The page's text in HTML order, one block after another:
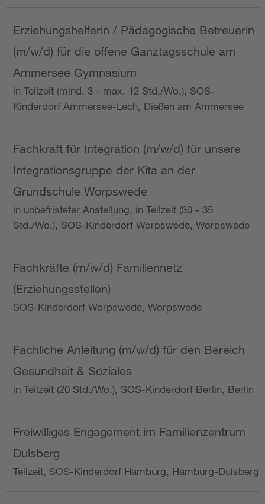
Erziehungshelferin / Pädagogische Betreuerin
(m/w/d) für die offene Ganztagsschule am
Ammersee Gymnasium
in Teilzeit (mind. 3 - max. 12 Std./Wo.), SOS-
Kinderdorf Ammersee-Lech, Dießen am Ammersee
Fachkraft für Integration (m/w/d) für unsere
Integrationsgruppe der Kita an der
Grundschule Worpswede
in unbefristeter Anstellung, in Teilzeit (30 - 35
Std./Wo.), SOS-Kinderdorf Worpswede, Worpswede
Fachkräfte (m/w/d) Familiennetz
(Erziehungsstellen)
SOS-Kinderdorf Worpswede, Worpswede
Fachliche Anleitung (m/w/d) für den Bereich
Gesundheit & Soziales
in Teilzeit (20 Std./Wo.), SOS-Kinderdorf Berlin, Berlin
Freiwilliges Engagement im Familienzentrum
Dulsberg
Teilzeit, SOS-Kinderdorf Hamburg, Hamburg-Dulsberg